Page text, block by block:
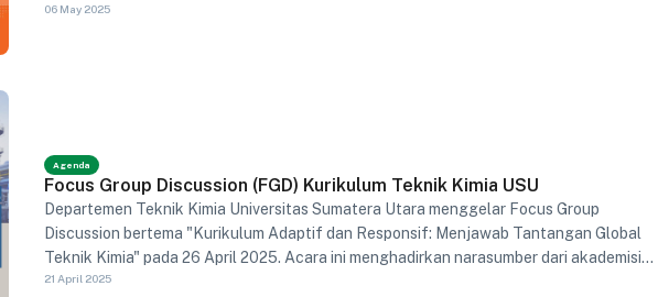
& Corporate Affairs PT. Thriveni Indo Mining.
06 May 2025
Agenda
Focus Group Discussion (FGD) Kurikulum Teknik Kimia USU
Departemen Teknik Kimia Universitas Sumatera Utara menggelar Focus Group
Discussion bertema "Kurikulum Adaptif dan Responsif: Menjawab Tantangan Global
Teknik Kimia" pada 26 April 2025. Acara ini menghadirkan narasumber dari akademisi
dan industri serta tersedia secara hybrid.
21 April 2025